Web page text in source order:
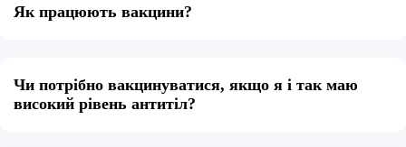
Як працюють вакцини?
Чи потрібно вакцинуватися, якщо я і так маю
високий рівень антитіл?